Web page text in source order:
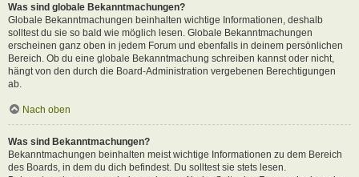
Was sind globale Bekanntmachungen?
Globale Bekanntmachungen beinhalten wichtige Informationen, deshalb
solltest du sie so bald wie möglich lesen. Globale Bekanntmachungen
erscheinen ganz oben in jedem Forum und ebenfalls in deinem persönlichen
Bereich. Ob du eine globale Bekanntmachung schreiben kannst oder nicht,
hängt von den durch die Board-Administration vergebenen Berechtigungen
ab.
Nach oben
Was sind Bekanntmachungen?
Bekanntmachungen beinhalten meist wichtige Informationen zu dem Bereich
des Boards, in dem du dich befindest. Du solltest sie stets lesen.